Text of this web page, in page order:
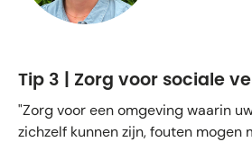
Tip 3 | Zorg voor sociale
"Zorg voor een omgeving waarin
zichzelf kunnen zijn, fouten mogen